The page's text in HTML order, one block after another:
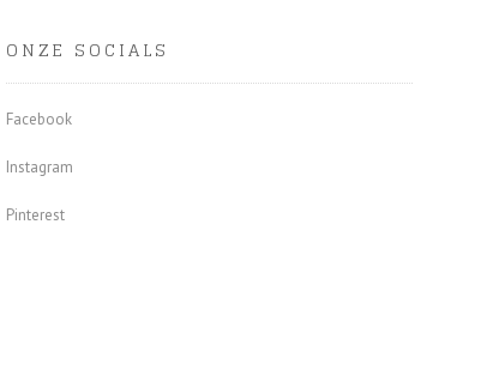
ONZE SOCIALS
Facebook
Instagram
Pinterest